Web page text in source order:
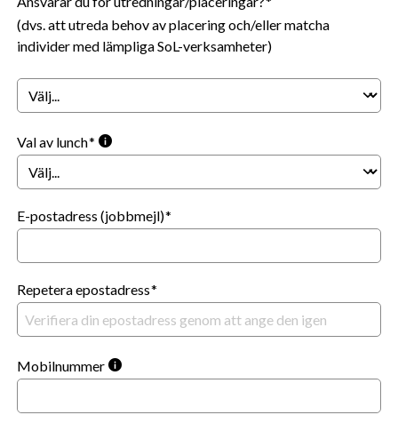
(dvs. att utreda behov av placering och/eller matcha
individer med lämpliga SoL-verksamheter)
Val av lunch
E-postadress (jobbmejl)
Repetera epostadress
Mobilnummer